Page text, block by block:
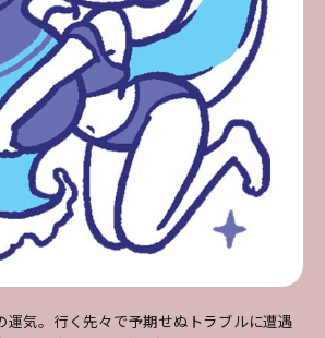
運気。行く先々で予期せぬトラブルに遭遇